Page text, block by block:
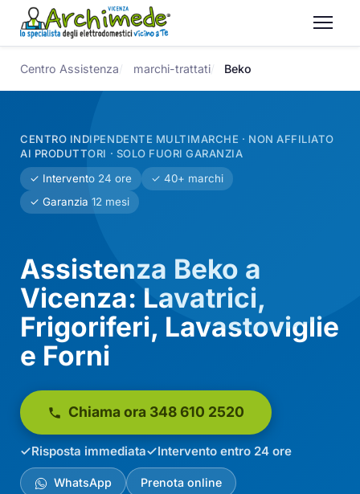
Centro Assistenza marchi-trattati Beko
CENTRO INDIPENDENTE MULTIMARCHE · NON AFFILIATO
AI PRODUTTORI · SOLO FUORI GARANZIA
✓ Intervento 24 ore
✓ 40+ marchi
✓ Garanzia 12 mesi
Assistenza Beko a
Vicenza: Lavatrici,
Frigoriferi, Lavastoviglie
e Forni
Chiama ora 348 610 2520
Risposta immediata Intervento entro 24 ore
WhatsApp Prenota online